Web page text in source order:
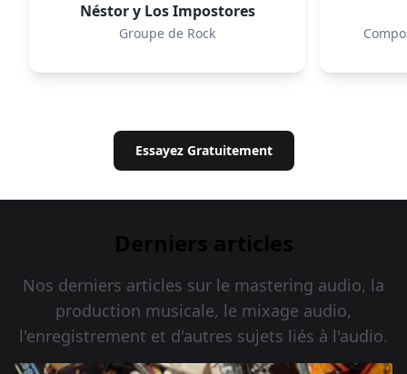
Néstor y Los Impostores
Groupe de Rock
Essayez Gratuitement
Derniers articles
Nos derniers articles sur le mastering audio, la
production musicale, le mixage audio,
l'enregistrement et d'autres sujets liés à l'audio.